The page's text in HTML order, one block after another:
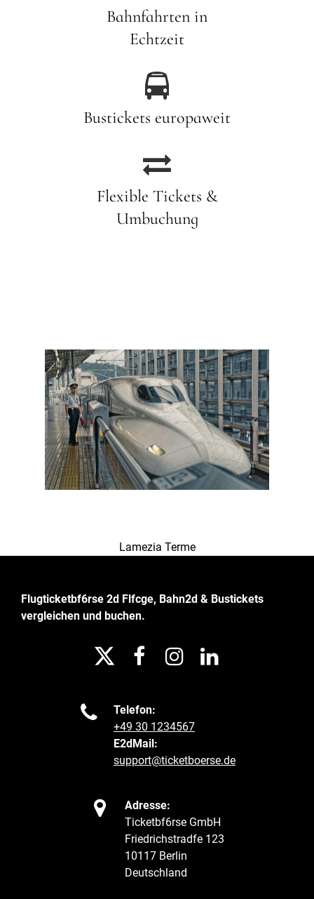
Bahnfahrten in
Echtzeit

Bustickets europaweit

Flexible Tickets &
Umbuchung
Lamezia Terme
Flugticketbf6rse 2d Flfcge, Bahn2d & Bustickets
vergleichen und buchen.
   

Telefon:
+49 30 1234567
E2dMail:
support@ticketboerse.de

Adresse:
Ticketbf6rse GmbH
Friedrichstradfe 123
10117 Berlin
Deutschland